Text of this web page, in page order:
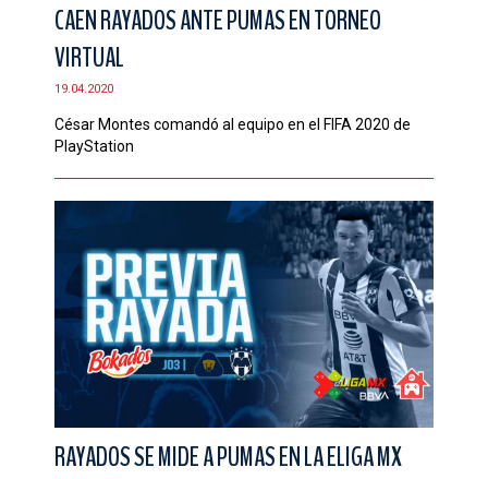
CAEN RAYADOS ANTE PUMAS EN TORNEO
VIRTUAL
19.04.2020
César Montes comandó al equipo en el FIFA 2020 de
PlayStation
RAYADOS SE MIDE A PUMAS EN LA ELIGA MX